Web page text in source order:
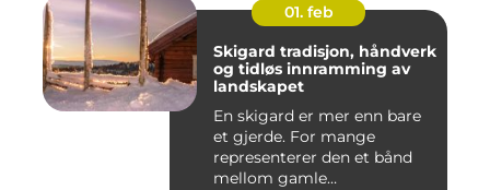
01. feb
Skigard tradisjon, håndverk
og tidløs innramming av
landskapet
En skigard er mer enn bare
et gjerde. For mange
representerer den et bånd
mellom gamle